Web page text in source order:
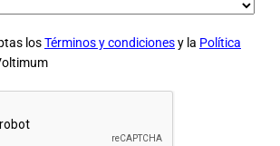
losTérminos y condicionesy la Política